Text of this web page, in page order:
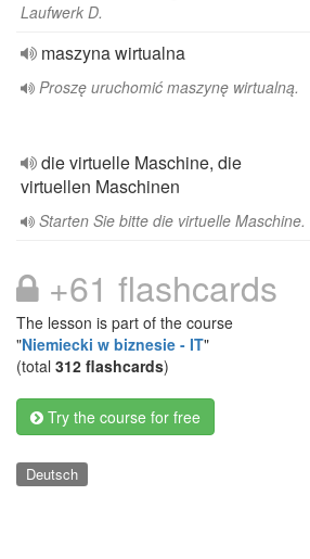
Laufwerk D.
maszyna wirtualna
Proszę uruchomić maszynę wirtualną.
die virtuelle Maschine, die
virtuellen Maschinen
Starten Sie bitte die virtuelle Maschine.
+61 flashcards
The lesson is part of the course
"Niemiecki w biznesie - IT"
(total 312 flashcards)
Try the course for free
Deutsch